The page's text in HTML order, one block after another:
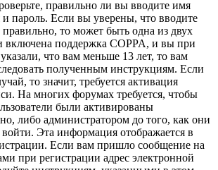
правильно ли вы вводите имя
и пароль. Если вы уверены, что вводите
то может быть одна из двух
включена поддержка COPPA, и вы при
что вам меньше 13 лет, то вам
полученным инструкциям. Если
то значит, требуется активация
На многих форумах требуется, чтобы
были активированы
либо администратором до того, как они
Эта информация отображается в
Если вам пришло сообщение на
при регистрации адрес электронной